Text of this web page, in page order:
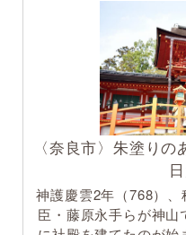
〈奈良市〉朱塗り
神護慶雲2年（768）
臣・藤原永手らが神山